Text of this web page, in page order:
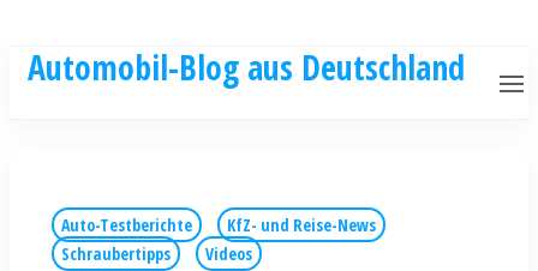
Automobil-Blog aus Deutschland
Auto-Testberichte
KfZ- und Reise-News
Schraubertipps
Videos